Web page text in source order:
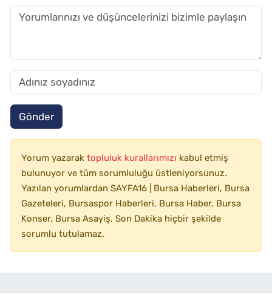
Gönder
Yorum yazarak topluluk kurallarımızı kabul etmiş
bulunuyor ve tüm sorumluluğu üstleniyorsunuz.
Yazılan yorumlardan SAYFA16 | Bursa Haberleri, Bursa
Gazeteleri, Bursaspor Haberleri, Bursa Haber, Bursa
Konser, Bursa Asayiş, Son Dakika hiçbir şekilde
sorumlu tutulamaz.